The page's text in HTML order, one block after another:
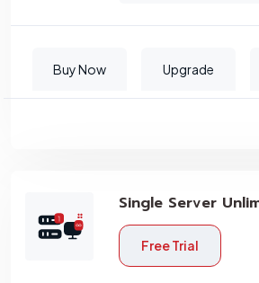
Buy Now Upgrade
Single Server
Free Trial